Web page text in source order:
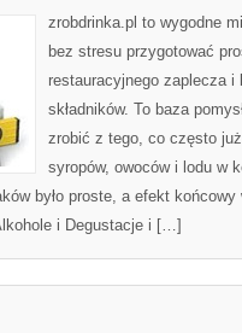
zrobdrinka.pl to wygodne
bez stresu przygotować
restauracyjnego zaplecza
składników. To baza
zrobić z tego, co często
syropów, owoców i lodu w
było proste, a efekt końcowy
i Degustacje i […]